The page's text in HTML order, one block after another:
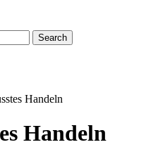
Search
Handeln
Handeln